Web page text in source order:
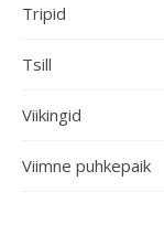
Tripid
Tsill
Viikingid
Viimne puhkepaik